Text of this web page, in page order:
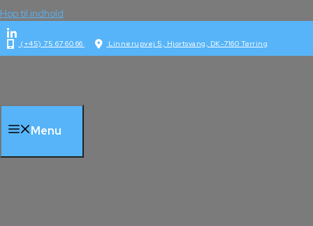
Hop til indhold
(+45) 75 67 60 66 Linnerupvej 5, Hjortsvang, DK-7160 Tørring
Menu